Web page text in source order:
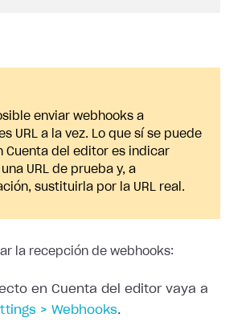
enviar webhooks a
URL a la vez. Lo que sí se puede
Cuenta del editor es indicar
URL de prueba y, a
sustituirla por la URL real.
la recepción de webhooks:
en Cuenta del editor vaya a
> Webhooks.